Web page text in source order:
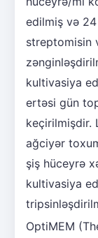
edilmiş və
streptomisin
kultivasiya
ertəsi gün
keçirilmişdir.
ağciyər
şiş hüceyrə
kultivasiya
OptiMEM